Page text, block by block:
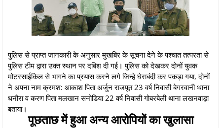
पुलिस से प्राप्त जानकारी के अनुसार मुखबिर के सूचना देने के पश्चात तत्परता से
पुलिस टीम द्वारा उक्त स्थान पर दबिश दी गई। पुलिस को देखकर दोनों युवक
मोटरसाईकिल से भागने का प्रयास करने लगे जिन्हे घेराबंदी कर पकड़ा गया, दोनों
ने अपना नाम क्रमश: आकाश पिता अर्जुन राजपूत 23 वर्ष निवासी बेगरवानी थाना
धनौरा व करण पिता मलखान सनोडिया 22 वर्ष निवासी गोबरबेली थाना लखनवाड़ा
बताया।
पूछताछ में हुआ अन्य आरोपियों का खुलासा